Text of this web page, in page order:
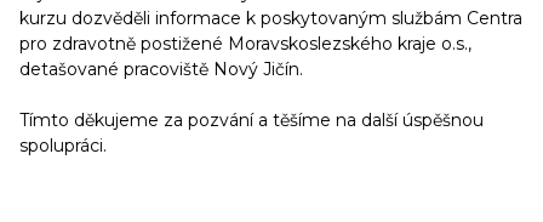
kurzu dozvěděli informace k poskytovaným službám Centra
pro zdravotně postižené Moravskoslezského kraje o.s.,
detašované pracoviště Nový Jičín.
Tímto děkujeme za pozvání a těšíme na další úspěšnou
spolupráci.